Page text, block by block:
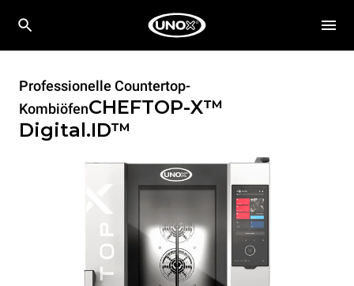
Professionelle Countertop-
KombiöfenCHEFTOP-X™
Digital.ID™